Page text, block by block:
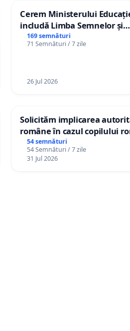
Cerem Ministerului
includă Limba Semnelor și
alfabetul Braille în școlile din
Republica Moldova!
169 semnături
71 Semnături / 7 zile
26 Jul 2026
Solicităm implicarea
române în cazul copilului
Wiliam Kristian Gheorghe,
plasament în Danemarca de
54 semnături
54 Semnături / 7 zile
31 Jul 2026